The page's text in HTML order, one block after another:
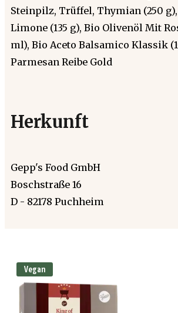
Steinpilz, Trüffel, Thymian (250 g),
Limone (135 g), Bio Olivenöl Mit
ml), Bio Aceto Balsamico Klassik
Parmesan Reibe Gold
Herkunft
Gepp's Food GmbH
Boschstraße 16
D - 82178 Puchheim
Vegan